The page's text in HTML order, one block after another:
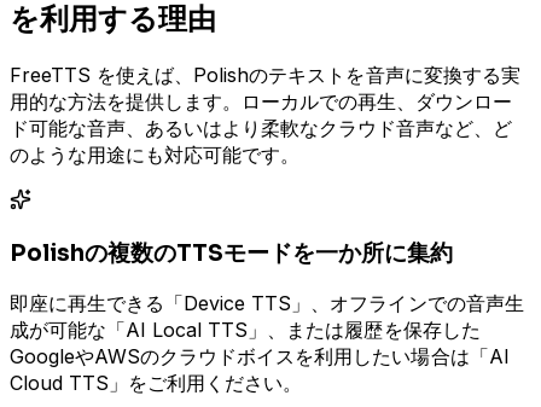
を利用する理由
FreeTTS を使えば、Polishのテキストを音声に変換する実
用的な方法を提供します。ローカルでの再生、ダウンロー
ド可能な音声、あるいはより柔軟なクラウド音声など、ど
のような用途にも対応可能です。
Polishの複数のTTSモードを一か所に集約
即座に再生できる「Device TTS」、オフラインでの音声生
成が可能な「AI Local TTS」、または履歴を保存した
GoogleやAWSのクラウドボイスを利用したい場合は「AI
Cloud TTS」をご利用ください。